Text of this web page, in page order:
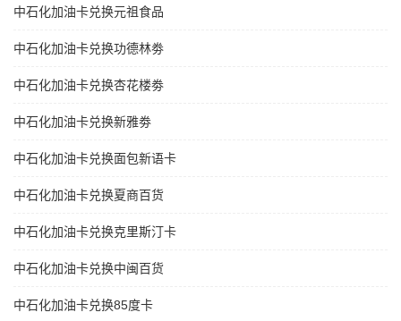
中石化加油卡兑换元祖食品
中石化加油卡兑换功德林劵
中石化加油卡兑换杏花楼劵
中石化加油卡兑换新雅劵
中石化加油卡兑换面包新语卡
中石化加油卡兑换夏商百货
中石化加油卡兑换克里斯汀卡
中石化加油卡兑换中闽百货
中石化加油卡兑换85度卡